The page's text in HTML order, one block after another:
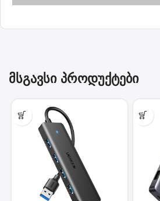
მსგავსი პროდუქტები